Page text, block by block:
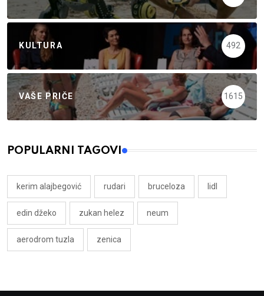
KULTURA 492
VAŠE PRIČE 1615
POPULARNI TAGOVI
kerim alajbegović rudari bruceloza lidl
edin džeko zukan helez neum
aerodrom tuzla zenica